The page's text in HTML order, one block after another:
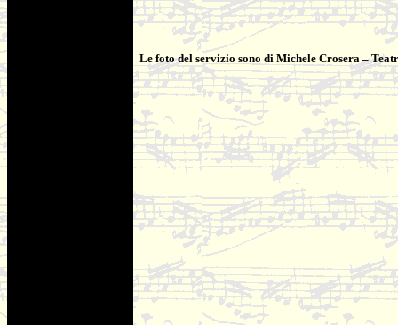
Le foto del servizio sono di Michele Crosera –